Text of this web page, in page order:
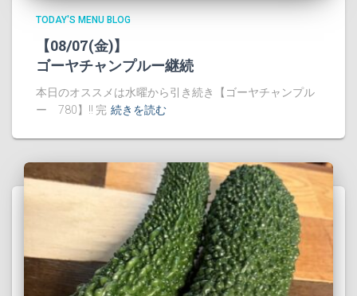
TODAY'S MENU BLOG
【08/07(金)】
ゴーヤチャンプルー継続
本日のオススメは水曜から引き続き【ゴーヤチャンプル
ー 780】!! 完 続きを読む